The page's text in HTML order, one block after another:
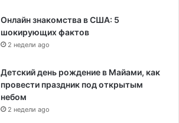
Онлайн знакомства в США: 5
шокирующих фактов
2 недели ago
Детский день рождение в Майами, как
провести праздник под открытым
небом
2 недели ago